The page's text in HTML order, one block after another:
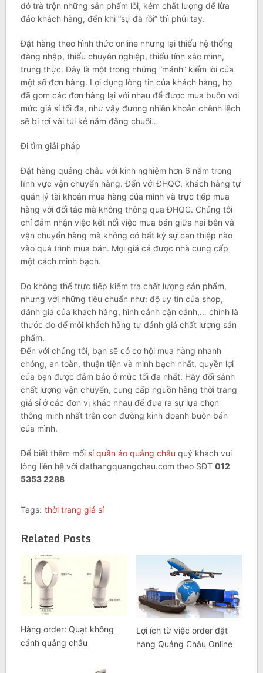
đó trà trộn những sản phẩm lỗi, kém chất lượng để lừa
đảo khách hàng, đến khi “sự đã rồi” thì phủi tay.
Đặt hàng theo hình thức online nhưng lại thiếu hệ thống
đăng nhập, thiếu chuyên nghiệp, thiếu tính xác minh,
trung thực. Đây là một trong những “mánh” kiếm lời của
một số đơn hàng. Lợi dụng lòng tin của khách hàng, họ
đã gom các đơn hàng lại với nhau để được mua buôn với
mức giá sỉ tối đa, như vậy đương nhiên khoản chênh lệch
sẽ bị rơi vài túi kẻ nắm đằng chuôi…
Đi tìm giải pháp
Đặt hàng quảng châu với kinh nghiệm hơn 6 năm trong
lĩnh vực vận chuyển hàng. Đến với ĐHQC, khách hàng tự
quản lý tài khoản mua hàng của mình và trực tiếp mua
hàng với đối tác mà không thông qua ĐHQC. Chúng tôi
chỉ đảm nhận việc kết nối việc mua bán giữa hai bên và
vận chuyển hàng mà không có bất kỳ sự can thiệp nào
vào quá trình mua bán. Mọi giá cả được nhà cung cấp
một cách minh bạch.
Do không thể trực tiếp kiểm tra chất lượng sản phẩm,
nhưng với những tiêu chuẩn như: độ uy tín của shop,
đánh giá của khách hàng, hình cảnh cận cảnh,… chính là
thước đo để mỗi khách hàng tự đánh giá chất lượng sản
phẩm.
Đến với chúng tôi, bạn sẽ có cơ hội mua hàng nhanh
chóng, an toàn, thuận tiện và minh bạch nhất, quyền lợi
của bạn được đảm bảo ở mức tối đa nhất. Hãy đối sánh
chất lượng vận chuyển, cung cấp nguồn hàng thời trang
giá sỉ ở các đơn vị khác nhau để đưa ra sự lựa chọn
thông minh nhất trên con đường kinh doanh buôn bán
của mình.
Để biết thêm mối sỉ quần áo quảng châu quý khách vui
lòng liên hệ với dathangquangchau.com theo SĐT 012
5353 2288
Tags: thời trang giá sỉ
Related Posts
Hàng order: Quạt không
cánh quảng châu
Lợi ích từ việc order đặt
hàng Quảng Châu Online